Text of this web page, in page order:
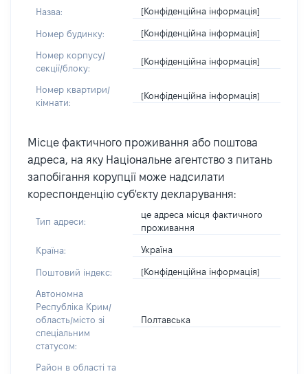
Назва: [Конфіденційна інформація]
Номер будинку: [Конфіденційна інформація]
Номер корпусу/
секції/блоку:
[Конфіденційна інформація]
Номер квартири/
кімнати:
[Конфіденційна інформація]
Місце фактичного проживання або поштова
адреса, на яку Національне агентство з питань
запобігання корупції може надсилати
кореспонденцію суб'єкту декларування:
Тип адреси:
це адреса місця фактичного
проживання
Країна: Україна
Поштовий індекс: [Конфіденційна інформація]
Автономна
Республіка Крим/
область/місто зі
спеціальним
статусом:
Полтавська
Район в області та